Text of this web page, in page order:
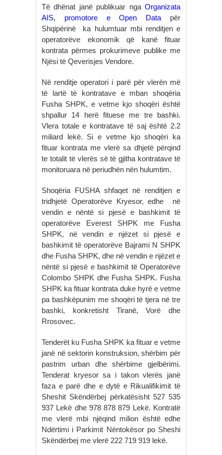
Të dhënat janë publikuar nga Organizata
AIS, promotore e Open Data për
Shqipërinë ka hulumtuar mbi renditjen e
operatorëve ekonomik që kanë fituar
kontrata përmes prokurimeve publike me
Njësi të Qeverisjes Vendore.
Në renditje operatori i parë për vlerën më
të lartë të kontratave e mban shoqëria
Fusha SHPK, e vetme kjo shoqëri është
shpallur 14 herë fituese me tre bashki.
Vlera totale e kontratave të saj është 2.2
miliard lekë. Si e vetme kjo shoqëri ka
fituar kontrata me vlerë sa dhjetë përqind
te totalit të vlerës së të gjitha kontratave të
monitoruara në periudhën nën hulumtim.
Shoqëria FUSHA shfaqet në renditjen e
tridhjetë Operatorëve Kryesor, edhe në
vendin e nëntë si pjesë e bashkimit të
operatorëve Everest SHPK me Fusha
SHPK, në vendin e njëzet si pjesë e
bashkimit të operatorëve Bajrami N SHPK
dhe Fusha SHPK, dhe në vendin e njëzet e
nëntë si pjesë e bashkimit të Operatorëve
Colombo SHPK dhe Fusha SHPK. Fusha
SHPK ka fituar kontrata duke hyrë e vetme
pa bashkëpunim me shoqëri të tjera në tre
bashki, konkretisht Tiranë, Vorë dhe
Rrosovec.
Tenderët ku Fusha SHPK ka fituar e vetme
janë në sektorin konstruksion, shërbim për
pastrim urban dhe shërbime gjelbërimi.
Tenderat kryesor sa i takon vlerës janë
faza e parë dhe e dytë e Rikualifikimit të
Sheshit Skëndërbej përkatësisht 527 535
937 Lekë dhe 978 878 879 Lekë. Kontratë
me vlerë mbi njëqind milion është edhe
Ndërtimi i Parkimit Nëntokësor po Sheshi
Skëndërbej me vlerë 222 719 919 lekë.